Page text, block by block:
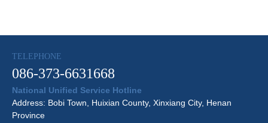
TELEPHONE
086-373-6631668
National Unified Service Hotline
Address: Bobi Town, Huixian County, Xinxiang City, Henan
Province